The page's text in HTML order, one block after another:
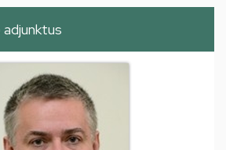
adjunktus